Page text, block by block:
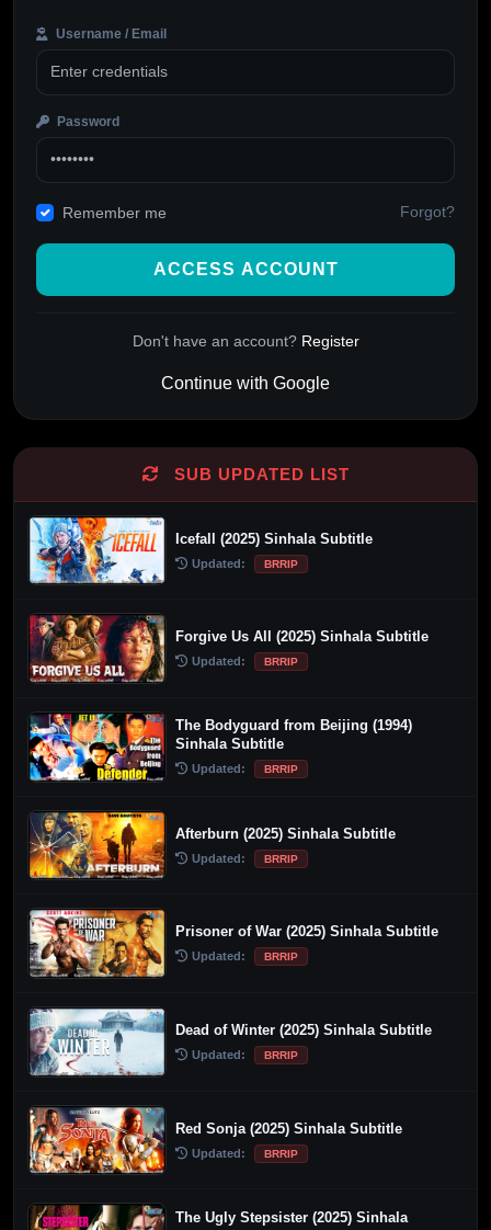
Username / Email
Password
Remember me Forgot?
ACCESS ACCOUNT
Don't have an account? Register
Continue with Google
SUB UPDATED LIST
Icefall (2025) Sinhala Subtitle
Updated: BRRIP
Forgive Us All (2025) Sinhala Subtitle
Updated: BRRIP
The Bodyguard from Beijing (1994)
Sinhala Subtitle
Updated: BRRIP
Afterburn (2025) Sinhala Subtitle
Updated: BRRIP
Prisoner of War (2025) Sinhala Subtitle
Updated: BRRIP
Dead of Winter (2025) Sinhala Subtitle
Updated: BRRIP
Red Sonja (2025) Sinhala Subtitle
Updated: BRRIP
The Ugly Stepsister (2025) Sinhala